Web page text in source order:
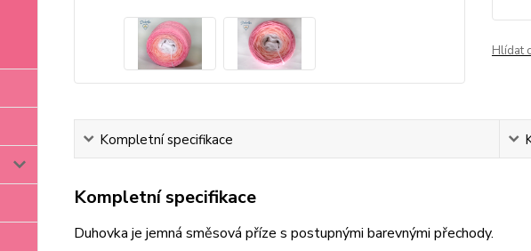
Hlídat
Kompletní specifikace
Kompletní specifikace
Duhovka je jemná směsová příze s postupnými barevnými přechody.